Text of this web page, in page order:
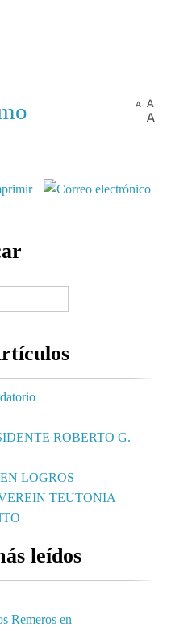
ROBERTO G.
LOGROS
TEUTONIA
leídos
Remeros en